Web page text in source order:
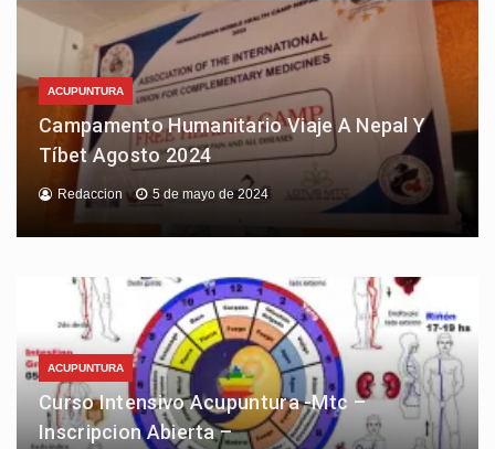
ACUPUNTURA
Campamento Humanitario Viaje A Nepal Y
Tíbet Agosto 2024
Redaccion 5 de mayo de 2024
ACUPUNTURA
Curso Intensivo Acupuntura -Mtc –
Inscripcion Abierta –